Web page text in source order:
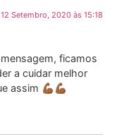
12 Setembro, 2020 às 15:18
ficamos
a cuidar melhor
💪🏾💪🏾